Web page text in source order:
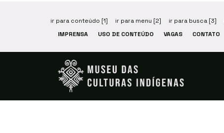
ir para conteúdo [1] ir para menu [2] ir para busca [3]
IMPRENSA
USO DE CONTEÚDO VAGAS CONTATO